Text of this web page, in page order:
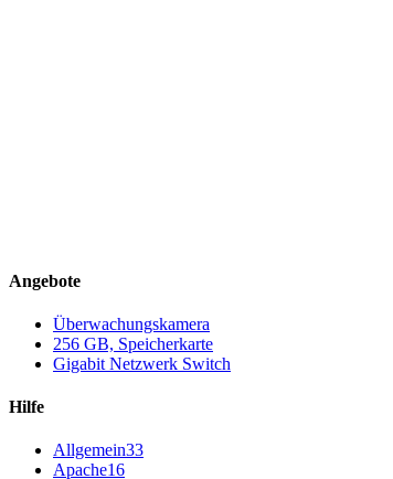
Angebote
Überwachungskamera
256 GB, Speicherkarte
Gigabit Netzwerk Switch
Hilfe
Allgemein33
Apache16